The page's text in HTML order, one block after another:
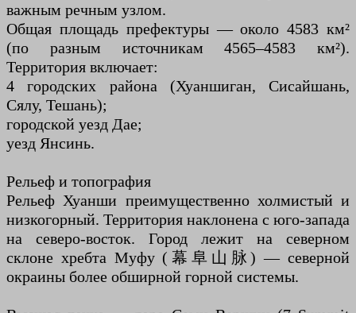
важным речным узлом.
Общая площадь префектуры — около 4583 км²
(по разным источникам 4565–4583 км²).
Территория включает:
4 городских района (Хуаншиган, Сисайшань,
Сялу, Тешань);
городской уезд Дае;
уезд Янсинь.
Рельеф и топография
Рельеф Хуанши преимущественно холмистый и
низкогорный. Территория наклонена с юго-запада
на северо-восток. Город лежит на северном
склоне хребта Муфу (幕阜山脉) — северной
окраины более обширной горной системы.